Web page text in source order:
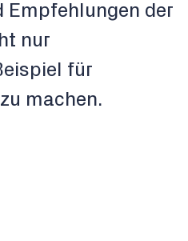
Empfehlungen der
nur
für
machen.